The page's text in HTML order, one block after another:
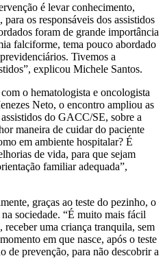
é levar conhecimento,
os responsáveis dos assistidos
foram de grande importância
falciforme, tema pouco abordado
Tivemos a
explicou Michele Santos.
o hematologista e oncologista
Neto, o encontro ampliou as
do GACC/SE, sobre a
maneira de cuidar do paciente
em ambiente hospitalar? É
de vida, para que sejam
familiar adequada”,
graças ao teste do pezinho, o
sociedade. “É muito mais fácil
receber uma criança tranquila, sem
em que nasce, após o teste
de prevenção, para não descobrir a